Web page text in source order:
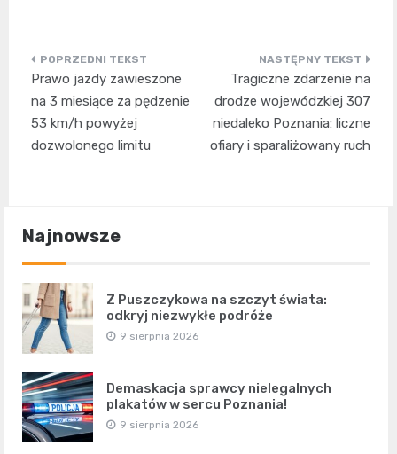
Nawigacja
wpisu
Prawo jazdy zawieszone
na 3 miesiące za pędzenie
53 km/h powyżej
dozwolonego limitu
Tragiczne zdarzenie na
drodze wojewódzkiej 307
niedaleko Poznania: liczne
ofiary i sparaliżowany ruch
Najnowsze
Z Puszczykowa na szczyt świata:
odkryj niezwykłe podróże
9 sierpnia 2026
Demaskacja sprawcy nielegalnych
plakatów w sercu Poznania!
9 sierpnia 2026